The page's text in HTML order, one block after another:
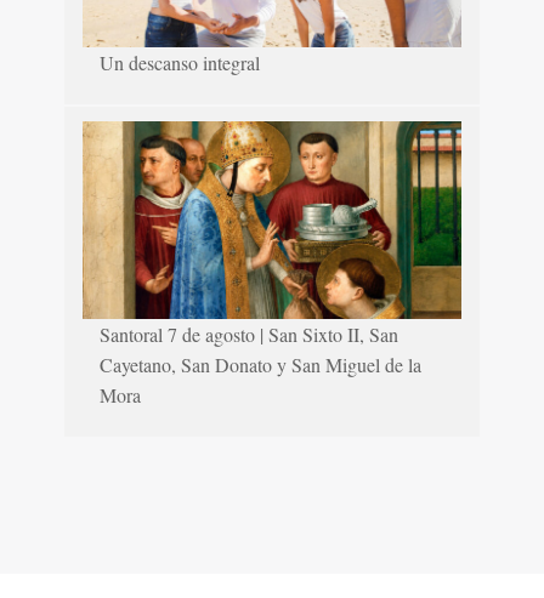
Un descanso integral
Santoral 7 de agosto | San Sixto II, San
Cayetano, San Donato y San Miguel de la
Mora